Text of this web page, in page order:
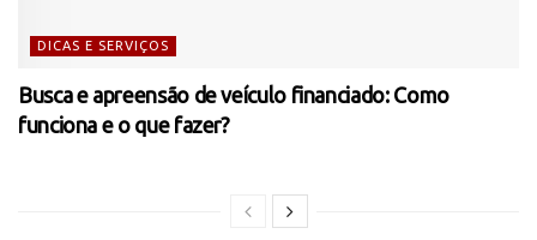
DICAS E SERVIÇOS
Busca e apreensão de veículo financiado: Como
funciona e o que fazer?